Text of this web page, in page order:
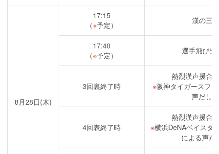
8月28日(木)
17:15
（※予定） 漢の三
17:40
（※予定） 選手飛び出
3回裏終了時
熱烈漢声援合
阪神タイガースフ
声だし
4回表終了時
熱烈漢声援合
横浜DeNAベイスタ
による声だ